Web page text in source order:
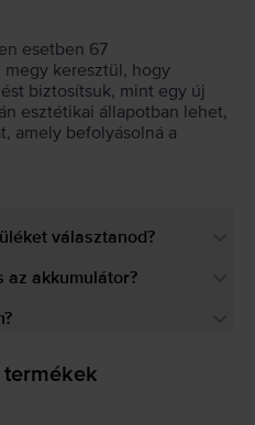
esetben 67
keresztül, hogy
biztosítsuk, mint egy új
esztétikai állapotban lehet,
amely befolyásolná a
választanod?
az akkumulátor?
termékek